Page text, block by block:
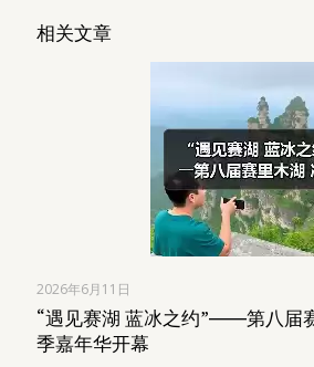
相关文章
2026年6月11日
“遇见赛湖 蓝冰之约”――第八届
季嘉年华开幕